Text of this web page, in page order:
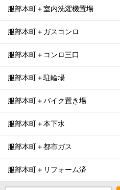
服部本町＋室内洗濯機置場
服部本町＋ガスコンロ
服部本町＋コンロ三口
服部本町＋駐輪場
服部本町＋バイク置き場
服部本町＋本下水
服部本町＋都市ガス
服部本町＋リフォーム済